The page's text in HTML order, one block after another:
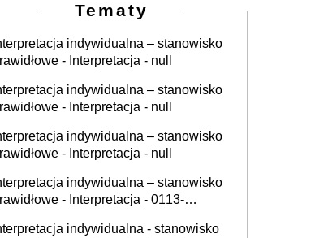
Tematy
indywidualna – stanowisko
- Interpretacja - null
indywidualna – stanowisko
- Interpretacja - null
indywidualna – stanowisko
prawidłowe - Interpretacja - null
indywidualna – stanowisko
- Interpretacja - 0113-
indywidualna - stanowisko